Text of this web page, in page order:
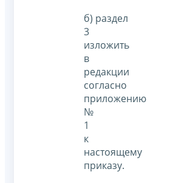
б) раздел
3
изложить
в
редакции
согласно
приложению
№
1
к
настоящему
приказу.